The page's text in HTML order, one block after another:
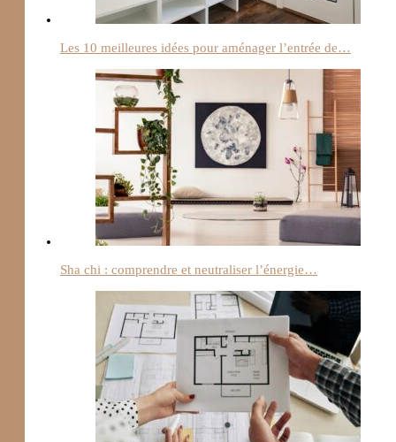
Les 10 meilleures idées pour aménager l’entrée de…
Sha chi : comprendre et neutraliser l’énergie…